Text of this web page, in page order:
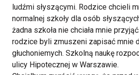
ludźmi słyszącymi. Rodzice chcieli
normalnej szkoły dla osób
żadna szkoła nie chciała mnie
rodzice byli zmuszeni zapisać mnie
głuchoniemych. Szkolną naukę
ulicy Hipotecznej w Warszawie.